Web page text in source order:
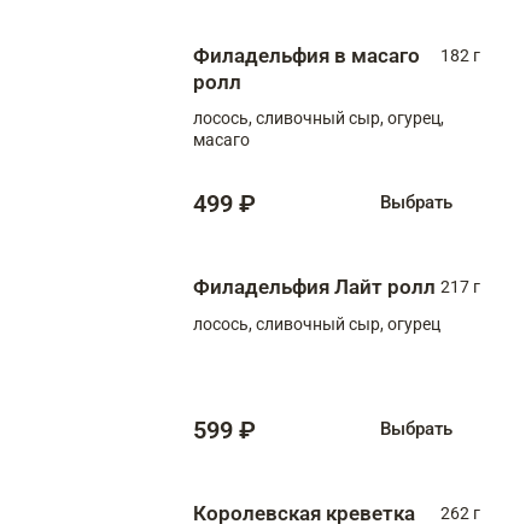
Филадельфия в масаго
ролл
182 г
лосось, сливочный сыр, огурец,
масаго
499 ₽ Выбрать
Филадельфия Лайт ролл 217 г
лосось, сливочный сыр, огурец
599 ₽ Выбрать
Королевская креветка
262 г